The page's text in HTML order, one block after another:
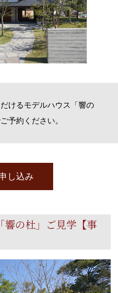
けるモデルハウス「響の
予約ください。
し込み
響の杜」ご見学【事